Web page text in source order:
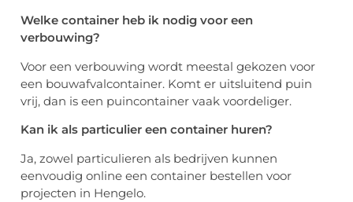
Welke container heb ik nodig voor een
verbouwing?
Voor een verbouwing wordt meestal gekozen voor
een bouwafvalcontainer. Komt er uitsluitend puin
vrij, dan is een puincontainer vaak voordeliger.
Kan ik als particulier een container huren?
Ja, zowel particulieren als bedrijven kunnen
eenvoudig online een container bestellen voor
projecten in Hengelo.